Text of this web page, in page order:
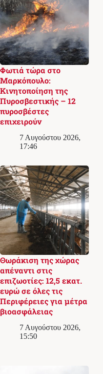
Φωτιά τώρα στο
Μαρκόπουλο:
Κινητοποίηση της
Πυροσβεστικής – 12
πυροσβέστες
επιχειρούν
7 Αυγούστου 2026,
17:46
Θωράκιση της χώρας
απέναντι στις
επιζωοτίες: 12,5 εκατ.
ευρώ σε όλες τις
Περιφέρειες για μέτρα
βιοασφάλειας
7 Αυγούστου 2026,
15:50